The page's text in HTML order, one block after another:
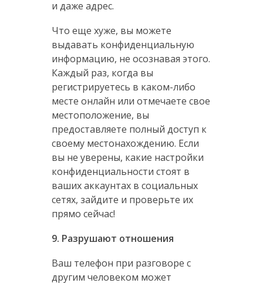
и даже адрес.
Что еще хуже, вы можете
выдавать конфиденциальную
информацию, не осознавая этого.
Каждый раз, когда вы
регистрируетесь в каком-либо
месте онлайн или отмечаете свое
местоположение, вы
предоставляете полный доступ к
своему местонахождению. Если
вы не уверены, какие настройки
конфиденциальности стоят в
ваших аккаунтах в социальных
сетях, зайдите и проверьте их
прямо сейчас!
9. Разрушают отношения
Ваш телефон при разговоре с
другим человеком может